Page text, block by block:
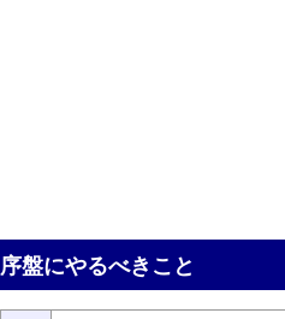
序盤にやるべきこと